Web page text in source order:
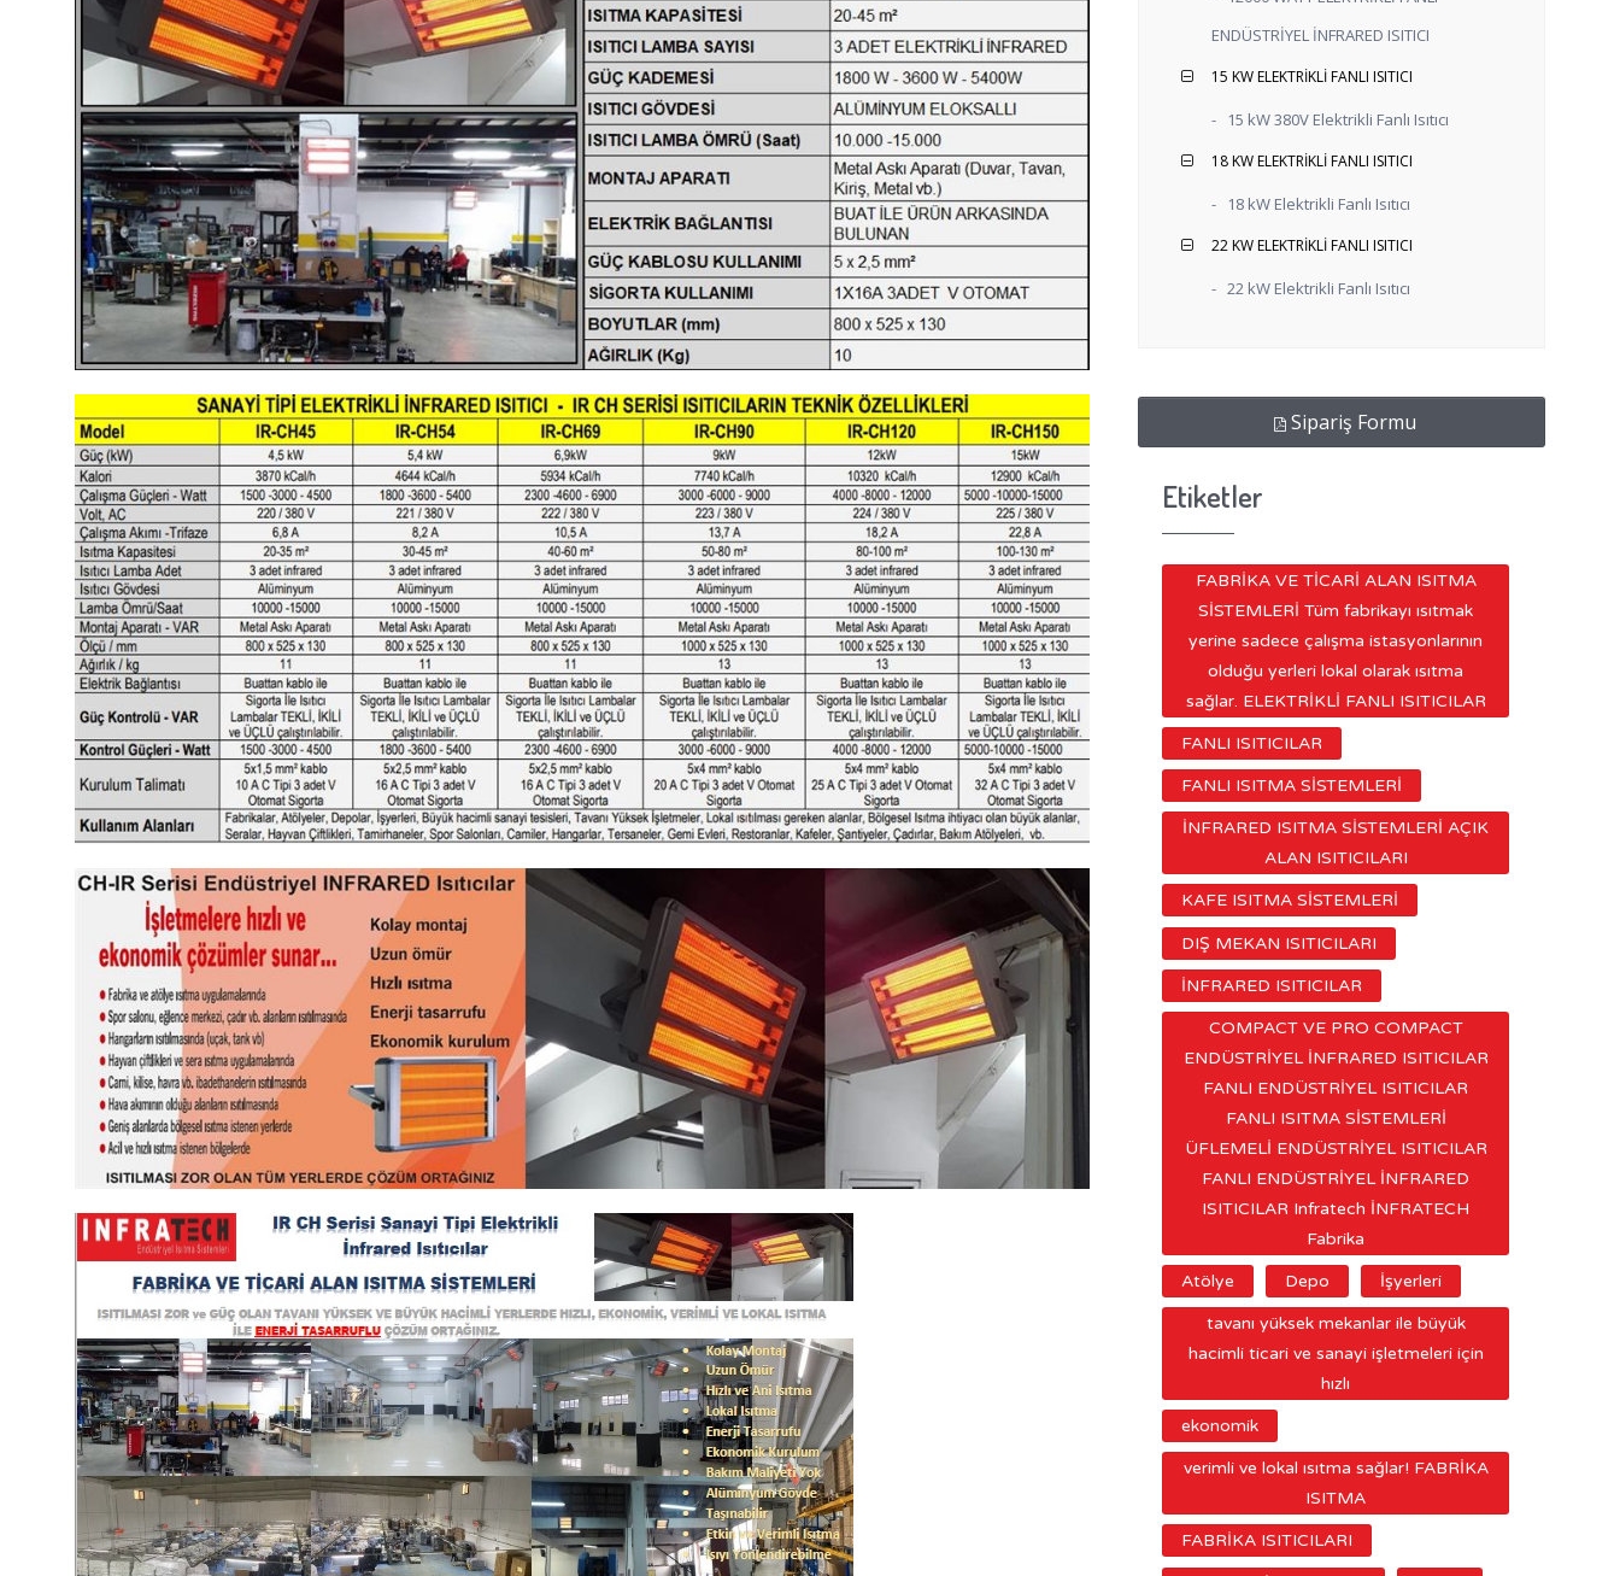
ENDÜSTRİYEL İNFRARED ISITICI
15 KW ELEKTRİKLİ FANLI ISITICI
- 15 kW 380V Elektrikli Fanlı Isıtıcı
18 KW ELEKTRİKLİ FANLI ISITICI
- 18 kW Elektrikli Fanlı Isıtıcı
22 KW ELEKTRİKLİ FANLI ISITICI
- 22 kW Elektrikli Fanlı Isıtıcı
Sipariş Formu
Etiketler
FABRİKA VE TİCARİ ALAN ISITMA
SİSTEMLERİ Tüm fabrikayı ısıtmak
yerine sadece çalışma istasyonlarının
olduğu yerleri lokal olarak ısıtma
sağlar. ELEKTRİKLİ FANLI ISITICILAR
FANLI ISITICILAR
FANLI ISITMA SİSTEMLERİ
İNFRARED ISITMA SİSTEMLERİ AÇIK
ALAN ISITICILARI
KAFE ISITMA SİSTEMLERİ
DIŞ MEKAN ISITICILARI
İNFRARED ISITICILAR
COMPACT VE PRO COMPACT
ENDÜSTRİYEL İNFRARED ISITICILAR
FANLI ENDÜSTRİYEL ISITICILAR
FANLI ISITMA SİSTEMLERİ
ÜFLEMELİ ENDÜSTRİYEL ISITICILAR
FANLI ENDÜSTRİYEL İNFRARED
ISITICILAR Infratech İNFRATECH
Fabrika
Atölye Depo İşyerleri
tavanı yüksek mekanlar ile büyük
hacimli ticari ve sanayi işletmeleri için
hızlı
ekonomik
verimli ve lokal ısıtma sağlar! FABRİKA
ISITMA
FABRİKA ISITICILARI